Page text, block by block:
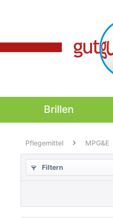
Brillen
Pflegemittel MPG&E
Filtern